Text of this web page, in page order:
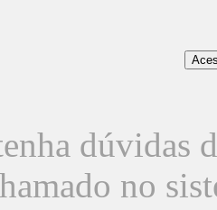
dúvidas
no